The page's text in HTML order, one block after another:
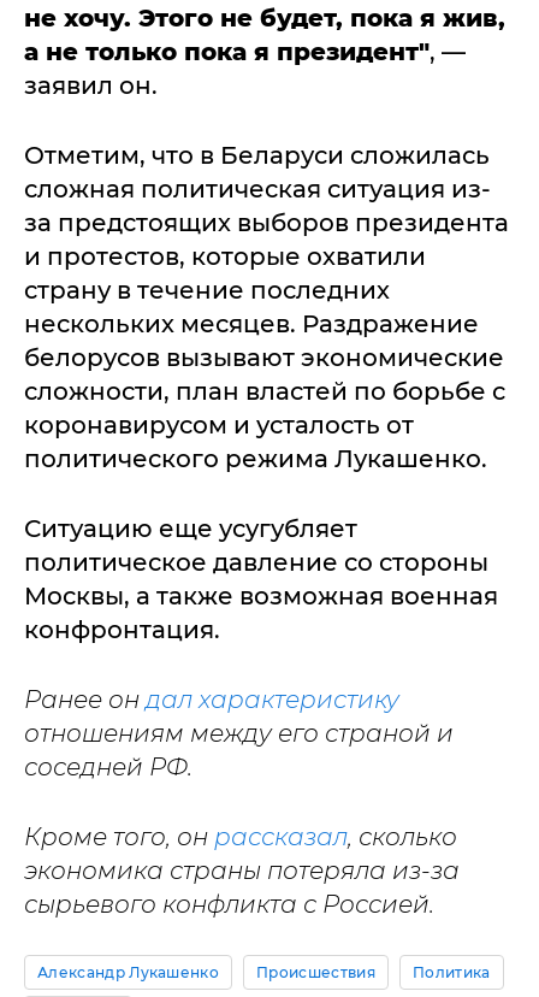
не хочу. Этого не будет, пока я жив,
а не только пока я президент", —
заявил он.
Отметим, что в Беларуси сложилась
сложная политическая ситуация из-
за предстоящих выборов президента
и протестов, которые охватили
страну в течение последних
нескольких месяцев. Раздражение
белорусов вызывают экономические
сложности, план властей по борьбе с
коронавирусом и усталость от
политического режима Лукашенко.
Ситуацию еще усугубляет
политическое давление со стороны
Москвы, а также возможная военная
конфронтация.
Ранее ондал характеристику
отношениям между его страной и
соседней РФ.
Кроме того, он рассказал, сколько
экономика страны потеряла из-за
сырьевого конфликта с Россией.
Александр Лукашенко Происшествия Политика